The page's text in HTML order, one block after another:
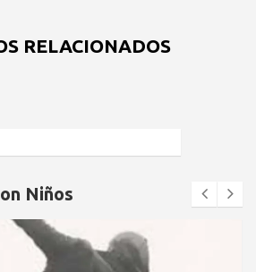
RELACIONADOS
Niños